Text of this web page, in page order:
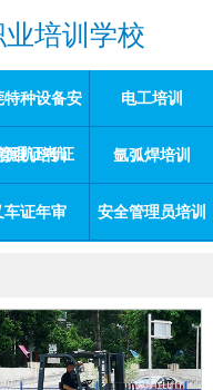
培训学校
特种设备安
理证考证
电工培训
掘机培训 氩弧焊培训
车证年审 安全管理员培训